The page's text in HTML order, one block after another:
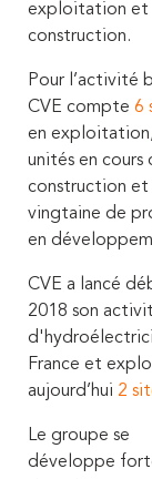
exploitation et
construction.
Pour l’activité
CVE compte 6
en
unités en cours
construction et
vingtaine de
en
CVE a lancé
2018 son
France et
aujourd’hui 2
Le groupe se
développe